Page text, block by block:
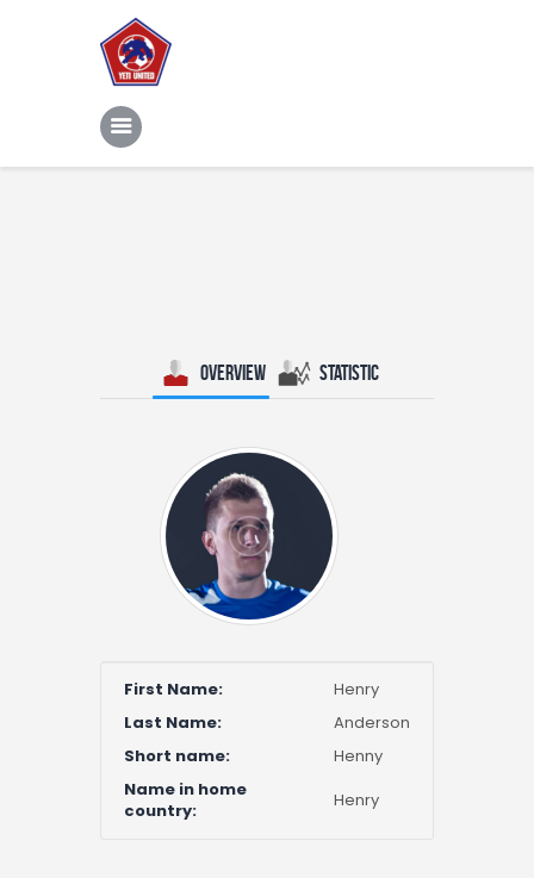
Home
Features
News
Contacts
Overview Statistic
First Name:
Henry
Last Name:
Anderson
Short name:
Henny
Name in home
country:
Henry